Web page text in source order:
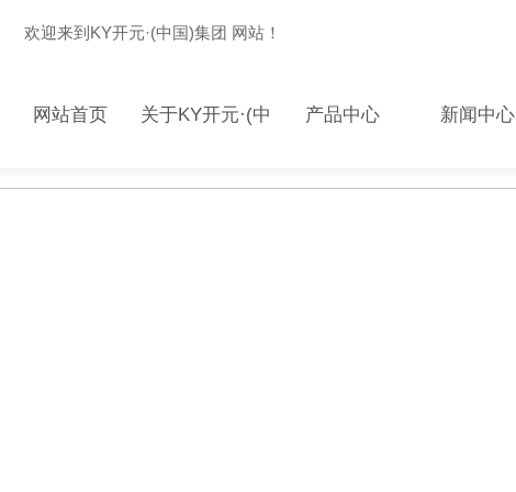
欢迎来到KY开元·(中国)集团 网站！
网站首页 关于KY开元·(中 产品中心 新闻中心